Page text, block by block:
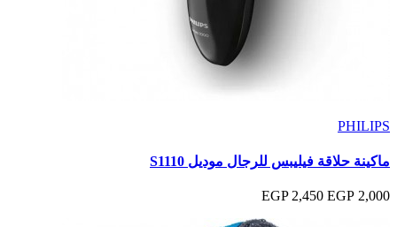
PHILIPS
ماكينة حلاقة فيليبس للرجال موديل S1110
2,000 EGP
2,450 EGP